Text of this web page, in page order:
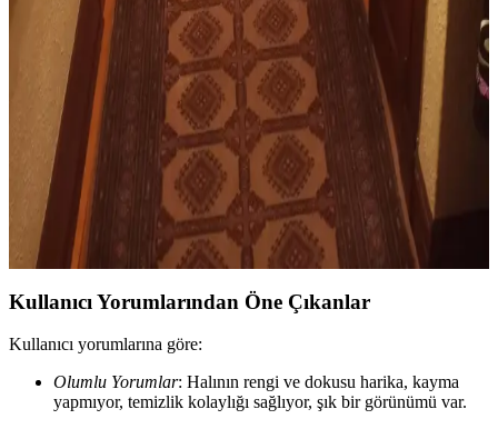
Malzeme Kriterleri
Yemek odasında halı seçimi, boyut, renk, malzeme ve tasarım
uyumu gibi faktörlerle mekanın fonksiyonelliğini ve estetiğini
etkiler. Kullanıcı tercihleri de seçimde önemli rol oynar.
Koridor Halısı Seçiminde Doğru Uzunluk ve
Genişlik Ölçütleriyle Estetik ve Fonksiyonellik
Koridor halısı seçiminde doğru uzunluk ve genişlik, estetik denge ve
kullanım rahatlığı sağlar. Yanlarda boşluk bırakmak ve kapı
eşiklerine uygun uzunluk tercih edilmelidir.
Kullanıcı Yorumlarından Öne Çıkanlar
Kullanıcı yorumlarına göre:
Olumlu Yorumlar: Halının rengi ve dokusu harika, kayma
yapmıyor, temizlik kolaylığı sağlıyor, şık bir görünümü var.